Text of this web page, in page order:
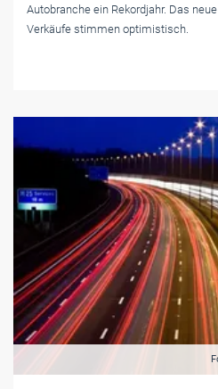
Autobranche ein Rekordjahr. Das
Verkäufe stimmen optimistisch.